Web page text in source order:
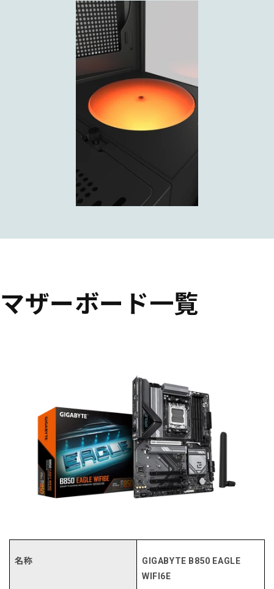
マザーボード一覧
名称
GIGABYTE B850 EAGLE
WIFI6E